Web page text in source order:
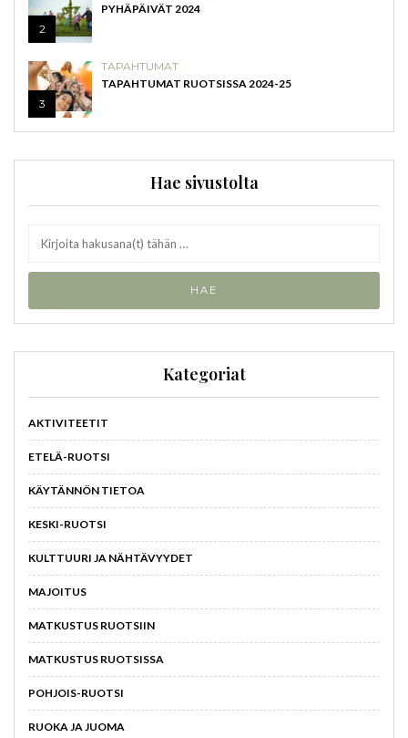
2
PYHÄPÄIVÄT 2024
3
TAPAHTUMAT
TAPAHTUMAT RUOTSISSA 2024-25
Hae sivustolta
Kategoriat
AKTIVITEETIT
ETELÄ-RUOTSI
KÄYTÄNNÖN TIETOA
KESKI-RUOTSI
KULTTUURI JA NÄHTÄVYYDET
MAJOITUS
MATKUSTUS RUOTSIIN
MATKUSTUS RUOTSISSA
POHJOIS-RUOTSI
RUOKA JA JUOMA